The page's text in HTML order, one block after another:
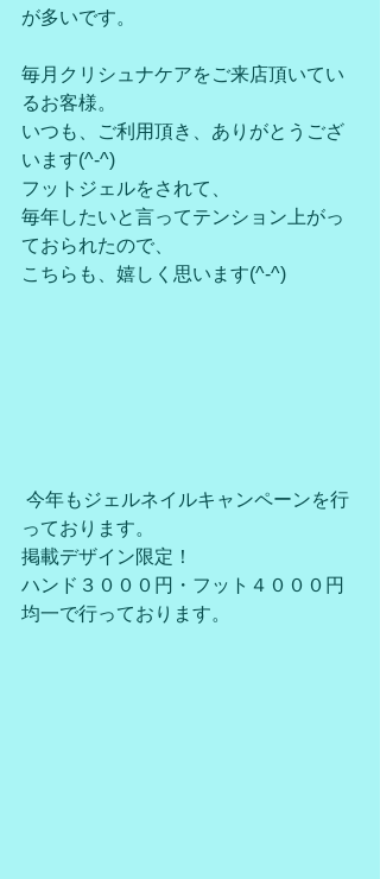
が多いです。
毎月クリシュナケアをご来店頂いてい
るお客様。
いつも、ご利用頂き、ありがとうござ
います(^-^)
フットジェルをされて、
毎年したいと言ってテンション上がっ
ておられたので、
こちらも、嬉しく思います(^-^)
っております。
掲載デザイン限定！
ハンド３０００円・フット４０００円
均一で行っております。